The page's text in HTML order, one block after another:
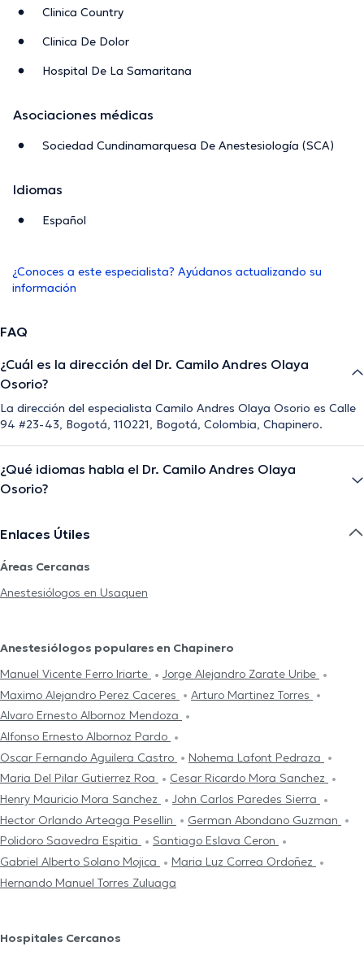
Clinica Country
Clinica De Dolor
Hospital De La Samaritana
Asociaciones médicas
Sociedad Cundinamarquesa De Anestesiología (SCA)
Idiomas
Español
¿Conoces a este especialista? Ayúdanos actualizando su
información
FAQ
¿Cuál es la dirección del Dr. Camilo Andres Olaya
Osorio?
La dirección del especialista Camilo Andres Olaya Osorio es Calle
94 #23-43, Bogotá, 110221, Bogotá, Colombia, Chapinero.
¿Qué idiomas habla el Dr. Camilo Andres Olaya
Osorio?
Enlaces Útiles
Áreas Cercanas
Anestesiólogos en Usaquen
Anestesiólogos populares en Chapinero
Manuel Vicente Ferro Iriarte
Jorge Alejandro Zarate Uribe
Maximo Alejandro Perez Caceres
Arturo Martinez Torres
Alvaro Ernesto Albornoz Mendoza
Alfonso Ernesto Albornoz Pardo
Oscar Fernando Aguilera Castro
Nohema Lafont Pedraza
Maria Del Pilar Gutierrez Roa
Cesar Ricardo Mora Sanchez
Henry Mauricio Mora Sanchez
John Carlos Paredes Sierra
Hector Orlando Arteaga Pesellin
German Abondano Guzman
Polidoro Saavedra Espitia
Santiago Eslava Ceron
Gabriel Alberto Solano Mojica
Maria Luz Correa Ordoñez
Hernando Manuel Torres Zuluaga
Hospitales Cercanos